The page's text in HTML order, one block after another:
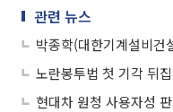
관련 뉴스
박종학(대한기계설비건